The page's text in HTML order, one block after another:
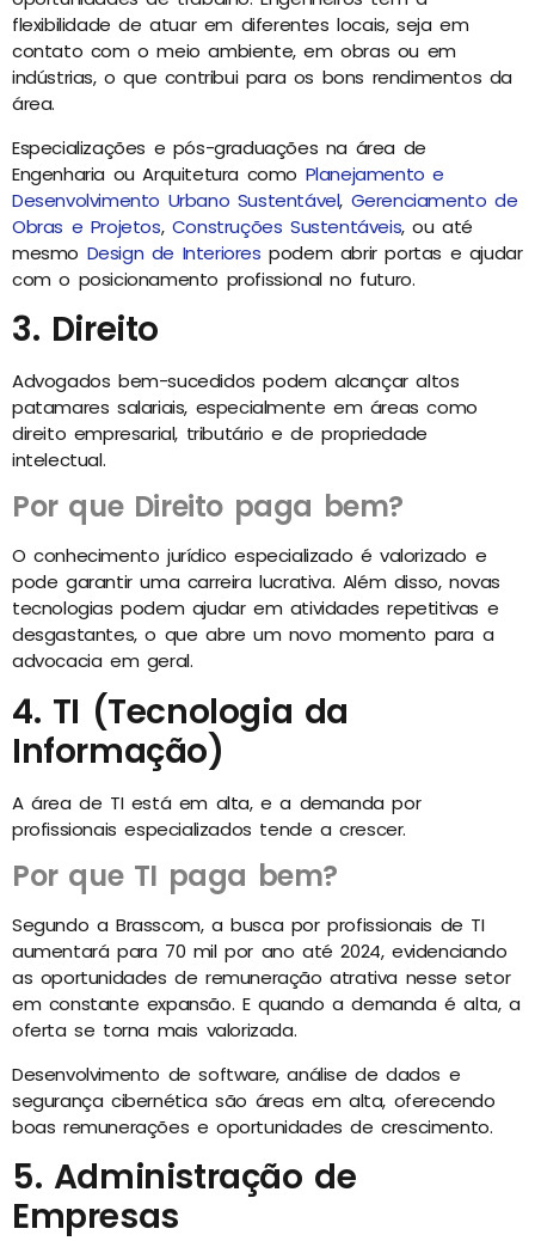
flexibilidade de atuar em diferentes locais, seja em
contato com o meio ambiente, em obras ou em
indústrias, o que contribui para os bons rendimentos da
área.
Especializações e pós-graduações na área de
Engenharia ou Arquitetura como Planejamento e
Desenvolvimento Urbano Sustentável, Gerenciamento de
Obras e Projetos, Construções Sustentáveis, ou até
mesmo Design de Interiores podem abrir portas e ajudar
com o posicionamento profissional no futuro.
3. Direito
Advogados bem-sucedidos podem alcançar altos
patamares salariais, especialmente em áreas como
direito empresarial, tributário e de propriedade
intelectual.
Por que Direito paga bem?
O conhecimento jurídico especializado é valorizado e
pode garantir uma carreira lucrativa. Além disso, novas
tecnologias podem ajudar em atividades repetitivas e
desgastantes, o que abre um novo momento para a
advocacia em geral.
4. TI (Tecnologia da
Informação)
A área de TI está em alta, e a demanda por
profissionais especializados tende a crescer.
Por que TI paga bem?
Segundo a Brasscom, a busca por profissionais de TI
aumentará para 70 mil por ano até 2024, evidenciando
as oportunidades de remuneração atrativa nesse setor
em constante expansão. E quando a demanda é alta, a
oferta se torna mais valorizada.
Desenvolvimento de software, análise de dados e
segurança cibernética são áreas em alta, oferecendo
boas remunerações e oportunidades de crescimento.
5. Administração de
Empresas